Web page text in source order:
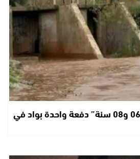
تازة : غرق شقيقين “06 و08 سنة” دفعة واحدة بواد في